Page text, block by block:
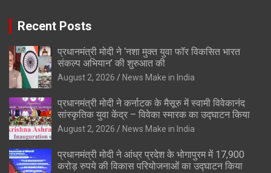
Recent Posts
प्रधानमंत्री मोदी ने ‘नशा मुक्त युवा फॉर विकसित भारत
संकल्प अभियान’ की शुरुआत की
August 2, 2026 News Make in India
प्रधानमंत्री मोदी ने कर्नाटक के मैसूरु में स्वामी विवेकानंद
सांस्कृतिक युवा केंद्र – विवेका स्मारक का उद्घाटन किया
August 2, 2026 News Make in India
प्रधानमंत्री मोदी ने आंध्र प्रदेश के भोगापुरम में 17,900
करोड़ रुपये की विकास परियोजनाओं का उद्घाटन किया